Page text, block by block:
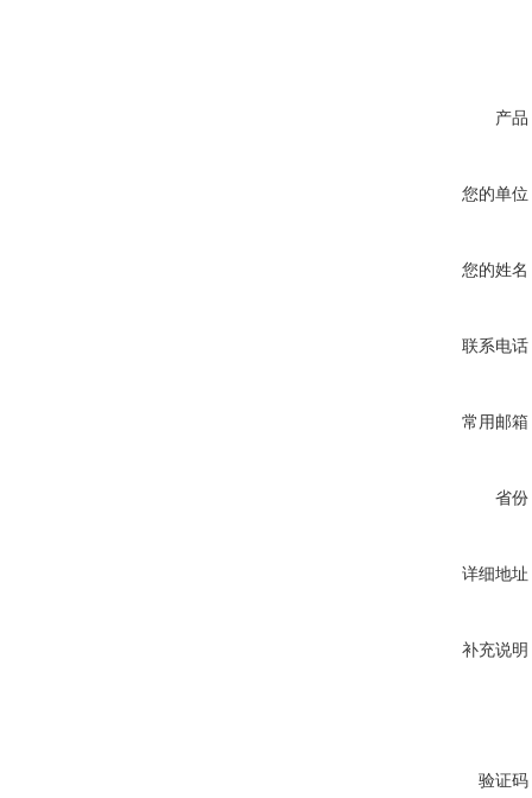
产品
您的单位
您的姓名
联系电话
常用邮箱
省份
详细地址
补充说明
验证码